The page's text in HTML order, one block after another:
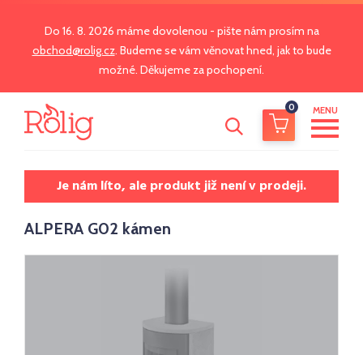
Do 16. 8. 2026 máme dovolenou - pište nám prosím na
obchod@rolig.cz. Budeme se vám věnovat hned, jak to bude
možné. Děkujeme za pochopení.
0 MENU
Je nám líto, ale produkt již není v prodeji.
ALPERA G02 kámen